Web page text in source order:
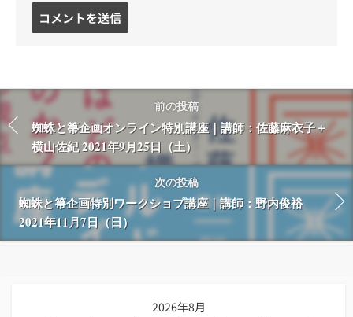
コ
る
前の投稿
蜘蛛と箒企画オンライン特別講座｜講師：佐藤麻衣子＋
横山佐紀 2021年9月25日（土）
次の投稿
蜘蛛と箒企画特別ワークショプ講座｜講師：野内俊裕
2021年11月7日（日）
2026年8月